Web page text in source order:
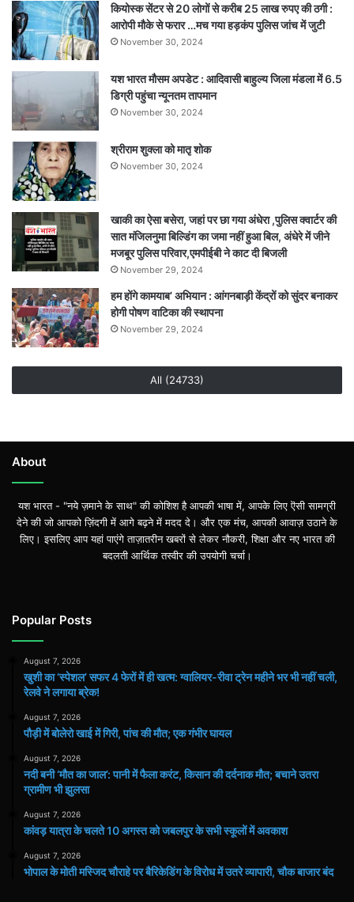
नहीं
चली,
रेलवे
ने
लगाया
ब्रेक!
कियोस्क सेंटर से 20 लोगों से करीब 25 लाख रुपए की ठगी :
आरोपी मौके से फरार …मच गया हड़कंप पुलिस जांच में जुटी
November 30, 2024
यश भारत मौसम अपडेट : आदिवासी बाहुल्य जिला मंडला में 6.5
डिग्री पहुंचा न्यूनतम तापमान
November 30, 2024
श्रीराम शुक्ला को मातृ शोक
November 30, 2024
खाकी का ऐसा बसेरा, जहां पर छा गया अंधेरा ,पुलिस क्वार्टर की
सात मंजिलनुमा बिल्डिंग का जमा नहीं हुआ बिल, अंधेरे में जीने
मजबूर पुलिस परिवार,एमपीईबी ने काट दी बिजली
November 29, 2024
हम होंगे कामयाब’ अभियान : आंगनबाड़ी केंद्रों को सुंदर बनाकर
होगी पोषण वाटिका की स्थापना
November 29, 2024
All (24733)
About
यश भारत - "नये ज़माने के साथ" की कोशिश है आपकी भाषा में, आपके लिए ऎसी सामग्री
देने की जो आपको ज़िंदगी में आगे बढ़ने में मदद दे। और एक मंच, आपकी आवाज़ उठाने के
लिए। इसलिए आप यहां पाएंगे ताज़ातरीन खबरों से लेकर नौकरी, शिक्षा और नए भारत की
बदलती आर्थिक तस्वीर की उपयोगी चर्चा।
Popular Posts
August 7, 2026
खुशी का ‘स्पेशल’ सफर 4 फेरों में ही खत्म: ग्वालियर-रीवा ट्रेन महीने भर भी नहीं चली,
रेलवे ने लगाया ब्रेक!
August 7, 2026
पौड़ी में बोलेरो खाई में गिरी, पांच की मौत; एक गंभीर घायल
August 7, 2026
​नदी बनी ‘मौत का जाल’: पानी में फैला करंट, किसान की दर्दनाक मौत; बचाने उतरा
ग्रामीण भी झुलसा
August 7, 2026
कांवड़ यात्रा के चलते 10 अगस्त को जबलपुर के सभी स्कूलों में अवकाश
August 7, 2026
भोपाल के मोती मस्जिद चौराहे पर बैरिकेडिंग के विरोध में उतरे व्यापारी, चौक बाजार बंद